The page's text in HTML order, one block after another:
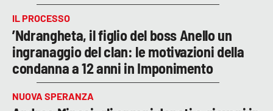
IL PROCESSO
’Ndrangheta, il figlio del boss Anello un
ingranaggio del clan: le motivazioni della
condanna a 12 anni in Imponimento
NUOVA SPERANZA